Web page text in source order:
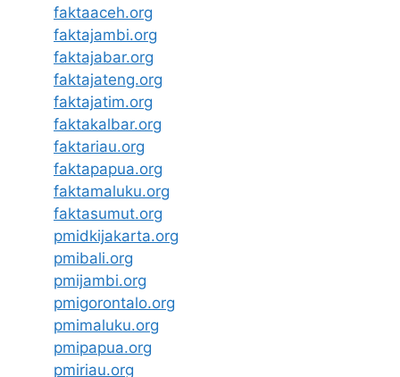
faktaaceh.org
faktajambi.org
faktajabar.org
faktajateng.org
faktajatim.org
faktakalbar.org
faktariau.org
faktapapua.org
faktamaluku.org
faktasumut.org
pmidkijakarta.org
pmibali.org
pmijambi.org
pmigorontalo.org
pmimaluku.org
pmipapua.org
pmiriau.org